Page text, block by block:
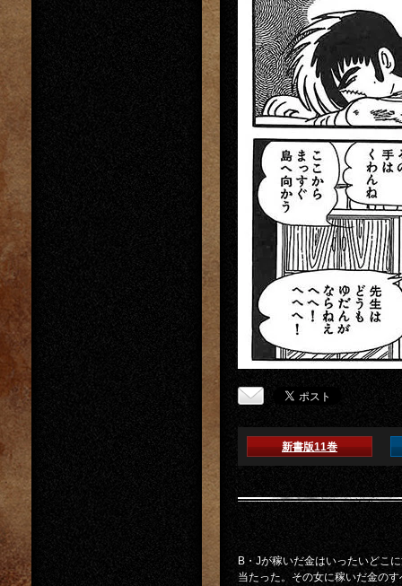
新書版11巻
B・Jが稼いだ金はいったいどこ
当たった。その女に稼いだ金の